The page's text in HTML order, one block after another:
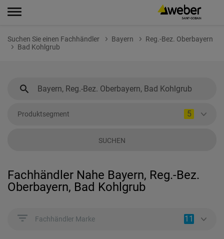
Suchen Sie einen Fachhändler Bayern
Reg.-Bez. Oberbayern
Bad Kohlgrub
Produktsegment 5
SUCHEN
Fachhändler Nahe Bayern, Reg.-Bez.
Oberbayern, Bad Kohlgrub
Fachhändler Marke 11